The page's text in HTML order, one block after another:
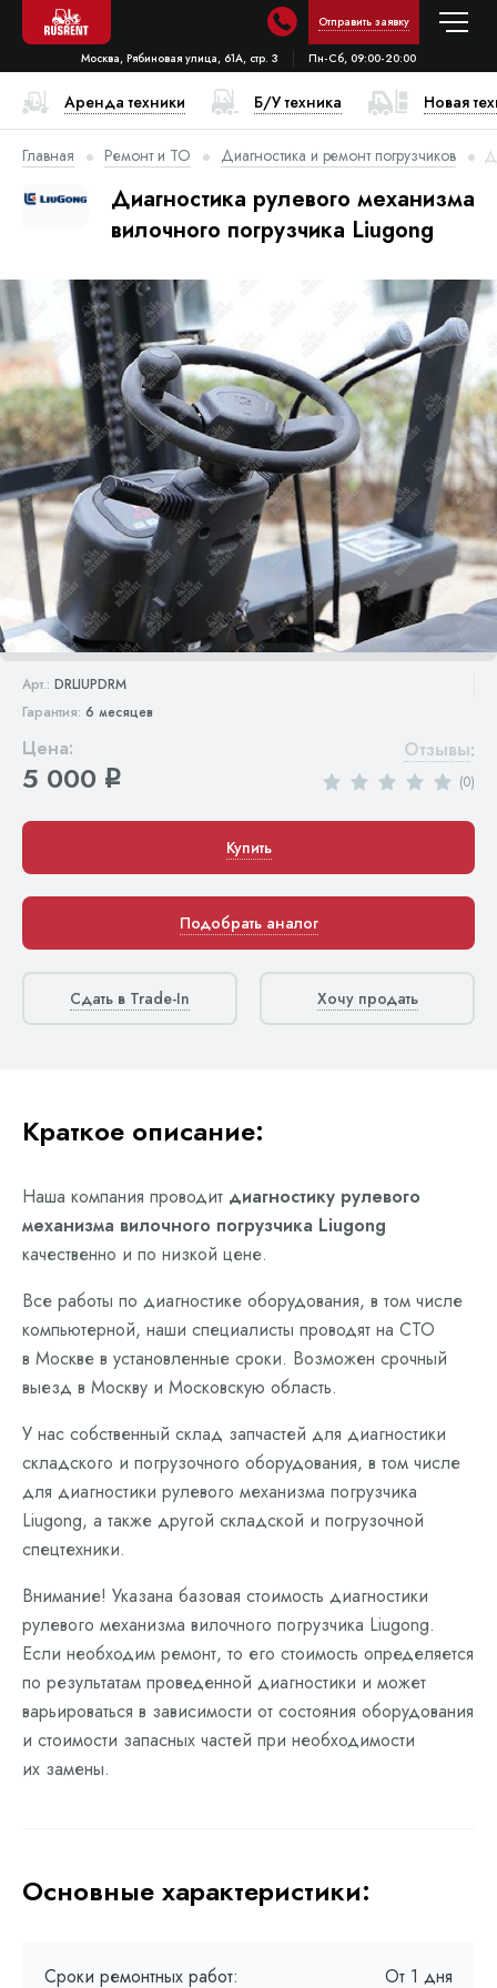
Отправить заявку
Москва, Рябиновая улица, 61А, стр. 3 Пн-Сб, 09:00-20:00
Аренда техники Б/У техника Новая
Главная Ремонт и ТО Диагностика и ремонт погрузчиков
Диагностика рулевого механизма
вилочного погрузчика Liugong
Арт.: DRLIUPDRM
Гарантия: 6 месяцев
Цена:
5 000 q
Отзывы:
(0)
Купить
Подобрать аналог
Сдать в Trade-In Хочу продать
Краткое описание:
Наша компания проводит диагностику рулевого
механизма вилочного погрузчика Liugong
качественно и по низкой цене.
Все работы по диагностике оборудования, в том числе
компьютерной, наши специалисты проводят на СТО
в Москве в установленные сроки. Возможен срочный
выезд в Москву и Московскую область.
У нас собственный склад запчастей для диагностики
складского и погрузочного оборудования, в том числе
для диагностики рулевого механизма погрузчика
Liugong, а также другой складской и погрузочной
спецтехники.
Внимание! Указана базовая стоимость диагностики
рулевого механизма вилочного погрузчика Liugong.
Если необходим ремонт, то его стоимость определяется
по результатам проведенной диагностики и может
варьироваться в зависимости от состояния оборудования
и стоимости запасных частей при необходимости
их замены.
Основные характеристики:
Сроки ремонтных работ: От 1 дня